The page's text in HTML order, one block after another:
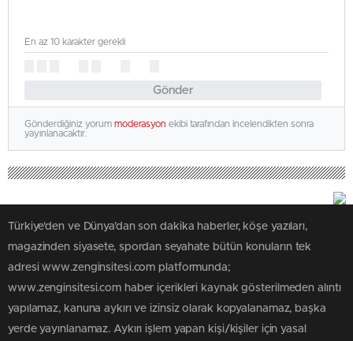
Gönder
En az 10 karakter gerekli
Gönderdiğiniz yorum moderasyon ekibi tarafından incelendikten sonra
yayınlanacaktır.
Türkiye'den ve Dünya’dan son dakika haberler, köşe yazıları,
magazinden siyasete, spordan seyahate bütün konuların tek
adresi www.zenginsitesi.com platformunda;
www.zenginsitesi.com haber içerikleri kaynak gösterilmeden alıntı
yapılamaz, kanuna aykırı ve izinsiz olarak kopyalanamaz, başka
yerde yayınlanamaz. Aykırı işlem yapan kişi/kişiler için yasal